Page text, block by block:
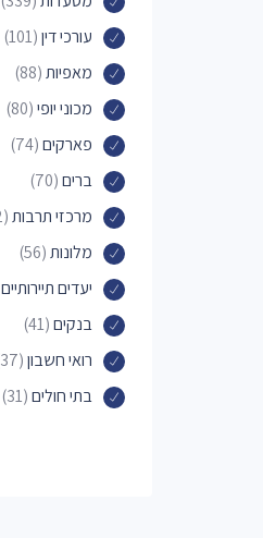
עורכי דין(101)
מאפיות(88)
מכוני יופי(80)
פארקים(74)
ברים(70)
מרכזי תרבות(62)
מלונות(56)
יעדים תיירותיים
בנקים(41)
רואי חשבון(37)
בתי חולים(31)